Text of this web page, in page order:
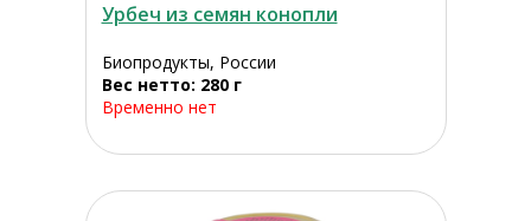
Урбеч из семян конопли
Биопродукты, России
Вес нетто: 280 г
Временно нет